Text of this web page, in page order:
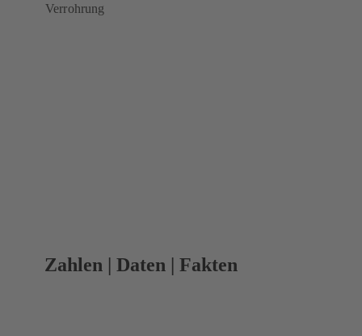
Verrohrung
Zahlen | Daten | Fakten